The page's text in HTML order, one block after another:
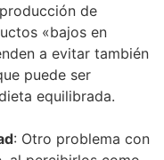
de
«bajos en
a evitar también
puede ser
equilibrada.
: Otro problema con